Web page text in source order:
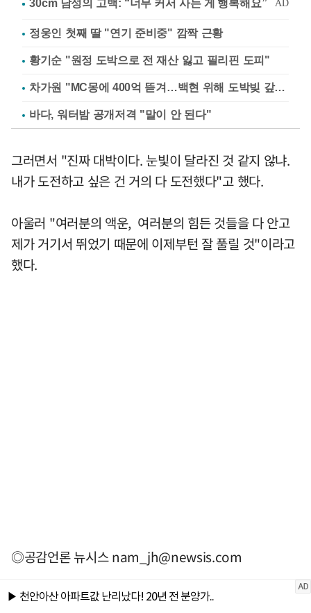
정웅인 첫째 딸 "연기 준비중" 깜짝 근황
황기순 "원정 도박으로 전 재산 잃고 필리핀 도피"
차가원 "MC몽에 400억 뜯겨…백현 위해 도박빚 갚아줘"
바다, 워터밤 공개저격 "말이 안 된다"
그러면서 "진짜 대박이다. 눈빛이 달라진 것 같지 않냐.
내가 도전하고 싶은 건 거의 다 도전했다"고 했다.
아울러 "여러분의 액운, 여러분의 힘든 것들을 다 안고
제가 거기서 뛰었기 때문에 이제부턴 잘 풀릴 것"이라고
했다.
◎공감언론 뉴시스nam_jh@newsis.com